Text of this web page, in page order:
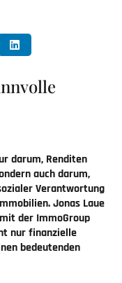
darum, Renditen
auch darum,
Verantwortung
. Jonas Laue
der ImmoGroup
nur finanzielle
bedeutenden